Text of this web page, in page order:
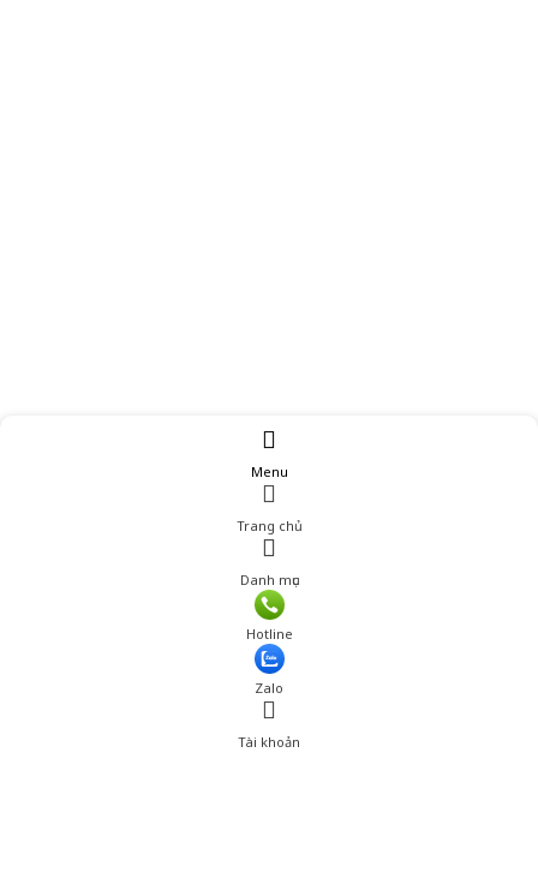
Menu
Trang chủ
Danh mục
Hotline
Zalo
Tài khoản